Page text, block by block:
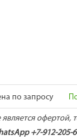
по запросу
является офертой,
+7-912-205-